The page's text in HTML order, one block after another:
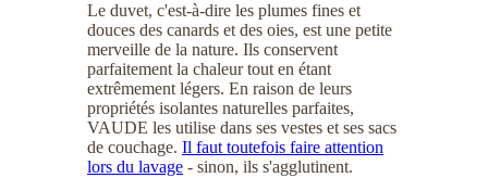
Le duvet, c'est-à-dire les plumes fines et
douces des canards et des oies, est une petite
merveille de la nature. Ils conservent
parfaitement la chaleur tout en étant
extrêmement légers. En raison de leurs
propriétés isolantes naturelles parfaites,
VAUDE les utilise dans ses vestes et ses sacs
de couchage. Il faut toutefois faire attention
lors du lavage - sinon, ils s'agglutinent.